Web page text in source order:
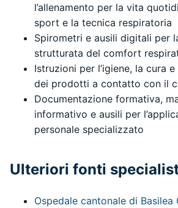
l’allenamento per la vita
sport e la tecnica respiratoria
Spirometri e ausili digitali per
strutturata del comfort
Istruzioni per l’igiene, la cura
dei prodotti a contatto con il
Documentazione formativa,
informativo e ausili per
personale specializzato
Ulteriori fonti
Ospedale cantonale di Basilea